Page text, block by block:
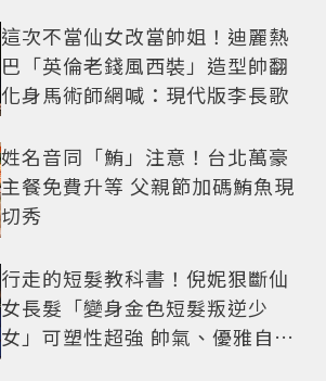
這次不當仙女改當帥姐！迪麗熱
巴「英倫老錢風西裝」造型帥翻
化身馬術師網喊：現代版李長歌
姓名音同「鮪」注意！台北萬豪
主餐免費升等 父親節加碼鮪魚現
切秀
行走的短髮教科書！倪妮狠斷仙
女長髮「變身金色短髮叛逆少
女」可塑性超強 帥氣、優雅自由